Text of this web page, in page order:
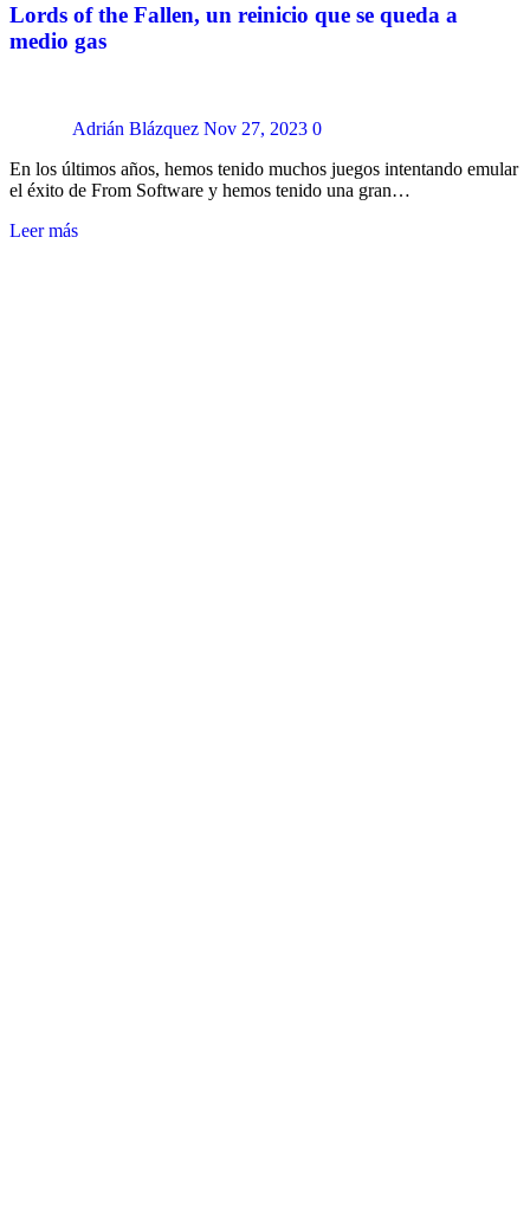
Lords of the Fallen, un reinicio que se queda a
medio gas
Adrián Blázquez Nov 27, 2023 0
En los últimos años, hemos tenido muchos juegos intentando emular
el éxito de From Software y hemos tenido una gran…
Leer más